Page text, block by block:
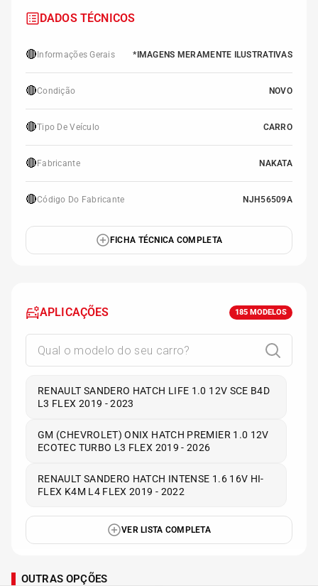
DADOS TÉCNICOS
🔴 Informações Gerais *IMAGENS MERAMENTE ILUSTRATIVAS
🔴Condição NOVO
🔴Tipo De Veículo CARRO
🔴 Fabricante NAKATA
🔴Código Do Fabricante NJH56509A
FICHA TÉCNICA COMPLETA
APLICAÇÕES 185 MODELOS
RENAULT SANDERO HATCH LIFE 1.0 12V SCE B4D
L3 FLEX 2019 - 2023
GM (CHEVROLET) ONIX HATCH PREMIER 1.0 12V
ECOTEC TURBO L3 FLEX 2019 - 2026
RENAULT SANDERO HATCH INTENSE 1.6 16V HI-
FLEX K4M L4 FLEX 2019 - 2022
VER LISTA COMPLETA
OUTRAS OPÇÕES